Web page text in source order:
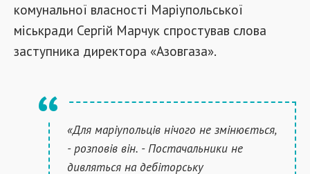
комунальної власності Маріупольської
міськради Сергій Марчук спростував слова
заступника директора «Азовгаза».
«Для маріупольців нічого не змінюється,
- розповів він. - Постачальники не
дивляться на дебіторську